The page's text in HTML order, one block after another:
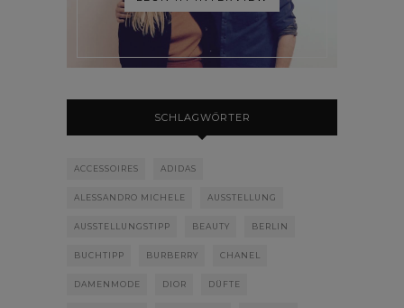
SCHLAGWÖRTER
ACCESSOIRES ADIDAS
ALESSANDRO MICHELE AUSSTELLUNG
AUSSTELLUNGSTIPP BEAUTY BERLIN
BUCHTIPP BURBERRY CHANEL
DAMENMODE DIOR DÜFTE